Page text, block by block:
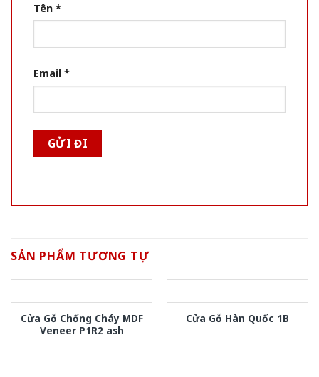
Tên *
Email *
SẢN PHẨM TƯƠNG TỰ
Cửa Gỗ Chống Cháy MDF
Veneer P1R2 ash
Cửa Gỗ Hàn Quốc 1B